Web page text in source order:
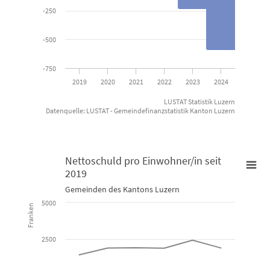
2019 2020 2021 2022 2023 2024
-750
-500
-250
LUSTAT Statistik Luzern
Datenquelle: LUSTAT - Gemeindefinanzstatistik Kanton Luzern
Nettoschuld pro Einwohner/in seit 2019
Line chart with 79 lines.
Gemeinden des Kantons Luzern
Franken
Nettoschuld pro Einwohner/in seit
2019
Gemeinden des Kantons Luzern
2500
5000